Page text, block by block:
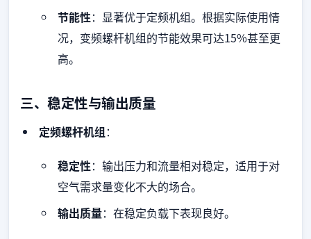
节能性：显著优于定频机组。根据实际使用情
况，变频螺杆机组的节能效果可达15%甚至更
高。
三、稳定性与输出质量
定频螺杆机组：
稳定性：输出压力和流量相对稳定，适用于对
空气需求量变化不大的场合。
输出质量：在稳定负载下表现良好。